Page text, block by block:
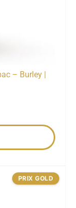
– Burley |
PRIX GOLD